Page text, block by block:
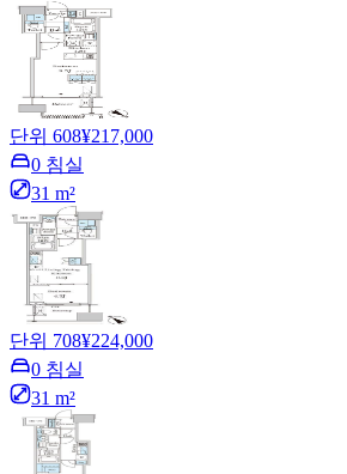
단위 608¥217,000
0 침실
31 m²
단위 708¥224,000
0 침실
31 m²